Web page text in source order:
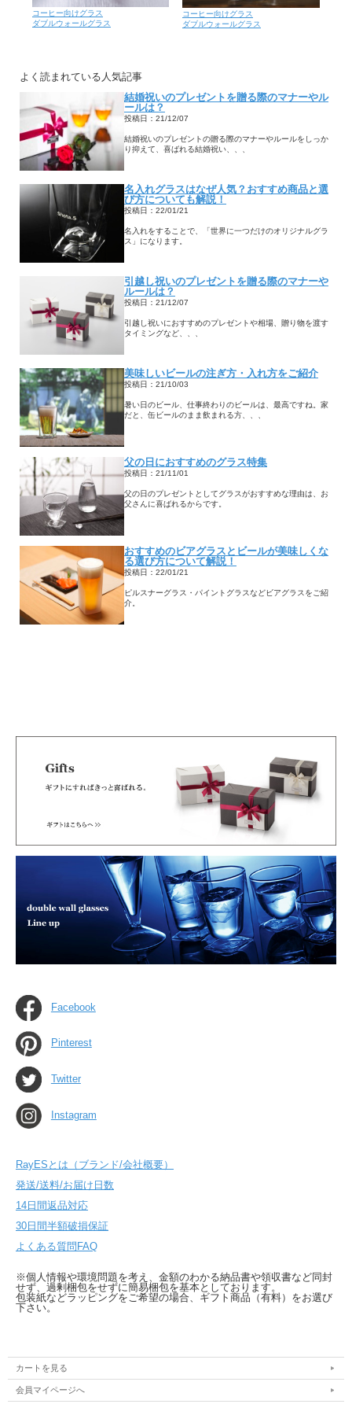
コーヒー向けグラス
ダブルウォールグラス
コーヒー向けグラス
ダブルウォールグラス
よく読まれている人気記事
結婚祝いのプレゼントを贈る際のマナーやル
ールは？
投稿日：21/12/07
結婚祝いのプレゼントの贈る際のマナーやルールをしっか
り抑えて、喜ばれる結婚祝い、、、
名入れグラスはなぜ人気？おすすめ商品と選
び方についても解説！
投稿日：22/01/21
名入れをすることで、「世界に一つだけのオリジナルグラ
ス」になります。
引越し祝いのプレゼントを贈る際のマナーや
ルールは？
投稿日：21/12/07
引越し祝いにおすすめのプレゼントや相場、贈り物を渡す
タイミングなど、、、
美味しいビールの注ぎ方・入れ方をご紹介
投稿日：21/10/03
暑い日のビール、仕事終わりのビールは、最高ですね。家
だと、缶ビールのまま飲まれる方、、、
父の日におすすめのグラス特集
投稿日：21/11/01
父の日のプレゼントとしてグラスがおすすめな理由は、お
父さんに喜ばれるからです。
おすすめのビアグラスとビールが美味しくな
る選び方について解説！
投稿日：22/01/21
ピルスナーグラス・パイントグラスなどビアグラスをご紹
介。
Facebook
Pinterest
Twitter
Instagram
RayESとは（ブランド/会社概要）
発送/送料/お届け日数
14日間返品対応
30日間半額破損保証
よくある質問FAQ
※個人情報や環境問題を考え、金額のわかる納品書や領収書など同封
せず、過剰梱包をせずに簡易梱包を基本としております。
包装紙などラッピングをご希望の場合、ギフト商品（有料）をお選び
下さい。
カートを見る
会員マイページへ